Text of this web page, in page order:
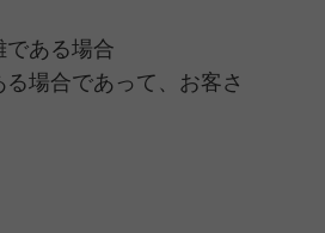
である場合
場合であって、お客さ